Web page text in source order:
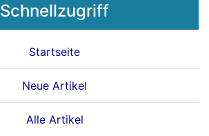
Schnellzugriff
Startseite
Neue Artikel
Alle Artikel